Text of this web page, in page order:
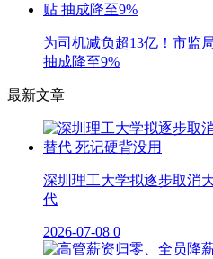
为司机减负超13亿！市监
抽成降至9%
最新文章
深圳理工大学拟逐步取消
代
2026-07-08 0